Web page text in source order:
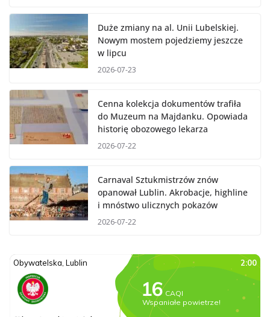
Duże zmiany na al. Unii Lubelskiej.
Nowym mostem pojedziemy jeszcze
w lipcu
2026-07-23
Cenna kolekcja dokumentów trafiła
do Muzeum na Majdanku. Opowiada
historię obozowego lekarza
2026-07-22
Carnaval Sztukmistrzów znów
opanował Lublin. Akrobacje, highline
i mnóstwo ulicznych pokazów
2026-07-22